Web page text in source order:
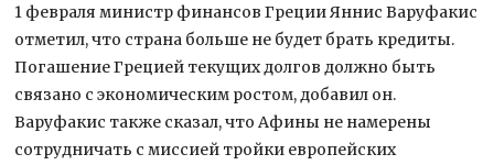
1 февраля министр финансов Греции Яннис Варуфакис
отметил, что страна больше не будет брать кредиты.
Погашение Грецией текущих долгов должно быть
связано с экономическим ростом, добавил он.
Варуфакис также сказал, что Афины не намерены
сотрудничать с миссией тройки европейских